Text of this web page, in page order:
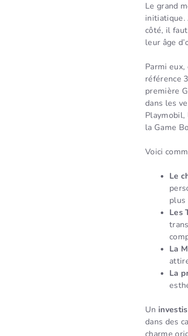
Le grand
initiatique.
côté, il
leur âge
Parmi
référence
première
dans les
Playmobil,
la Game
Voici
Le
plus
Les
La
La
Un
dans des